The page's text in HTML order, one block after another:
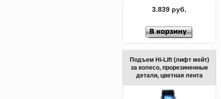
3.839 руб.
Подъем Hi-Lift (лифт мейт)
за колесо, прорезиненные
детали, цветная лента